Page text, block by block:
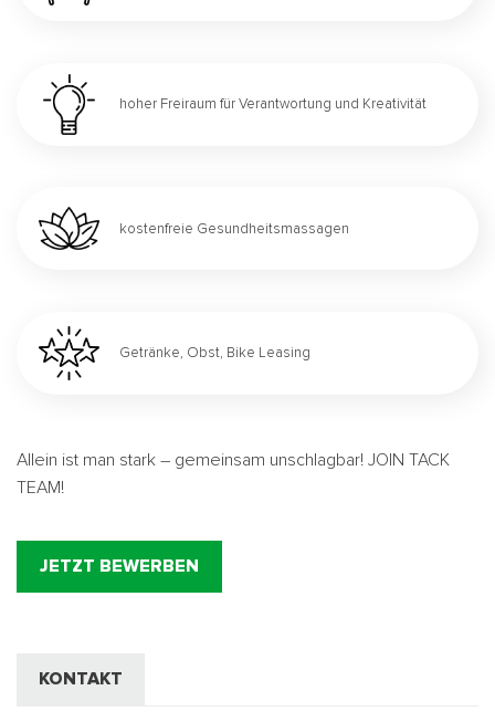
hoher Freiraum für Verantwortung und Kreativität
kostenfreie Gesundheitsmassagen
Getränke, Obst, Bike Leasing
Allein ist man stark – gemeinsam unschlagbar! JOIN TACK
TEAM!
JETZT BEWERBEN
KONTAKT